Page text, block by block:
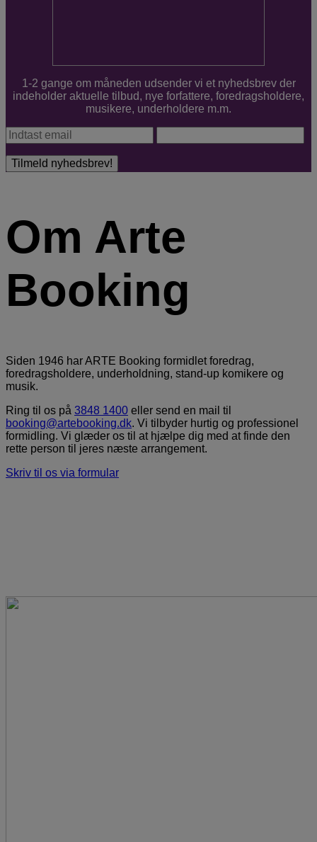
1-2 gange om måneden udsender vi et nyhedsbrev der
indeholder aktuelle tilbud, nye forfattere, foredragsholdere,
musikere, underholdere m.m.
Om Arte
Booking
Siden 1946 har ARTE Booking formidlet foredrag,
foredragsholdere, underholdning, stand-up komikere og
musik.
Ring til os på 3848 1400 eller send en mail til
booking@artebooking.dk. Vi tilbyder hurtig og professionel
formidling. Vi glæder os til at hjælpe dig med at finde den
rette person til jeres næste arrangement.
Skriv til os via formular